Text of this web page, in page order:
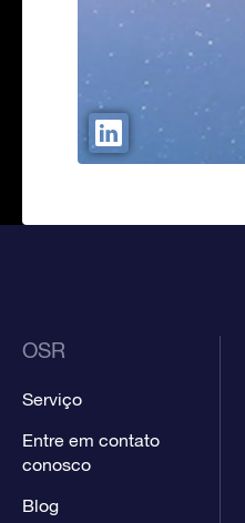
OSR
Serviço
Entre em contato
conosco
Blog